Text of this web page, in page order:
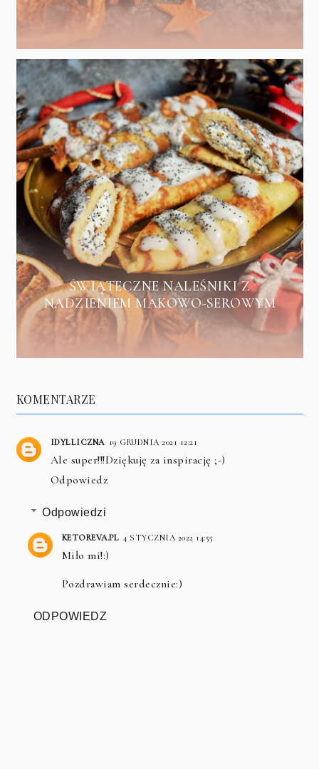
ŚWIĄTECZNE NALEŚNIKI Z
NADZIENIEM MAKOWO-SEROWYM
KOMENTARZE
IDYLLICZNA 19 GRUDNIA 2021 12:21
Ale super!!!Dziękuję za inspirację ;-)
Odpowiedz
Odpowiedzi
KETOREVA.PL 4 STYCZNIA 2022 14:55
Miło mi!:)
Pozdrawiam serdecznie:)
ODPOWIEDZ